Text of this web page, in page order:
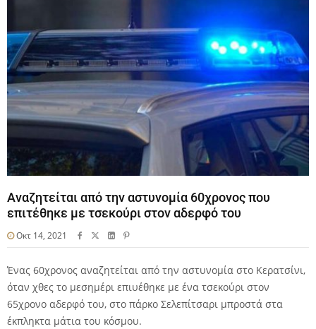
Αναζητείται από την αστυνομία 60χρονος που
επιτέθηκε με τσεκούρι στον αδερφό του
Οκτ 14, 2021
Ένας 60χρονος αναζητείται από την αστυνομία στο Κερατσίνι,
όταν χθες το μεσημέρι επιυέθηκε με ένα τσεκούρι στον
65χρονο αδερφό του, στο πάρκο Σελεπίτσαρι μπροστά στα
έκπληκτα μάτια του κόσμου.